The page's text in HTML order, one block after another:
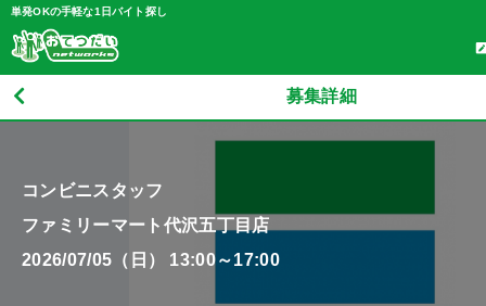
単発OKの手軽な1日バイト探し
募集詳細
コンビニスタッフ
ファミリーマート代沢五丁目店
2026/07/05（日） 13:00～17:00